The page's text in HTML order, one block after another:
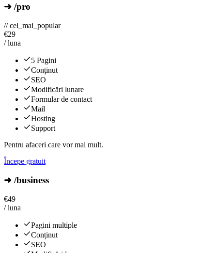
➜ /pro
// cel_mai_popular
€29
/ luna
5 Pagini
Conținut
SEO
Modificări lunare
Formular de contact
Mail
Hosting
Support
Pentru afaceri care vor mai mult.
Începe gratuit
➜ /business
€49
/ luna
Pagini multiple
Conținut
SEO